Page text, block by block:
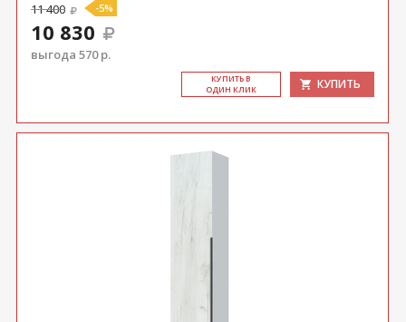
11 400 -5%
10 830
выгода 570 р.
КУ­ПИТЬ В
ОДИН КЛИК
КУПИТЬ